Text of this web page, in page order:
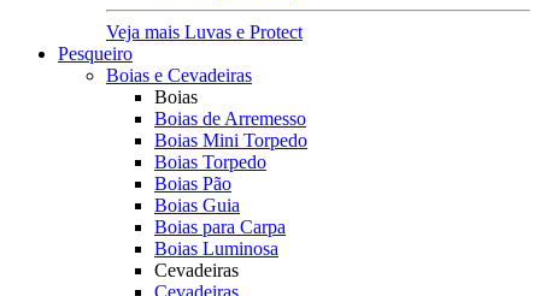
Veja mais Luvas e Protect
Pesqueiro
Boias e Cevadeiras
Boias
Boias de Arremesso
Boias Mini Torpedo
Boias Torpedo
Boias Pão
Boias Guia
Boias para Carpa
Boias Luminosa
Cevadeiras
Cevadeiras